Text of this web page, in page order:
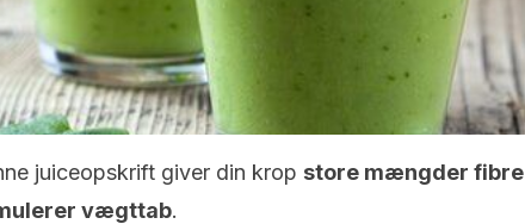
juiceopskrift giver din krop store mængder fibre
vægttab.